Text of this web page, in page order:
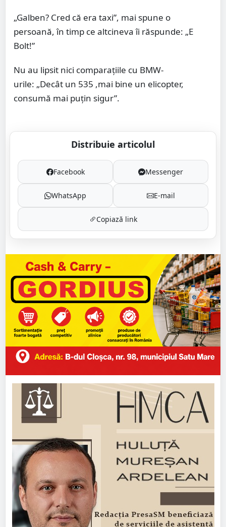
„Galben? Cred că era taxi”, mai spune o
persoană, în timp ce altcineva îi răspunde: „E
Bolt!”
Nu au lipsit nici comparațiile cu BMW-
urile: „Decât un 535 ,mai bine un elicopter,
consumă mai puțin sigur”.
Distribuie articolul
Facebook Messenger
WhatsApp E-mail
Copiază link